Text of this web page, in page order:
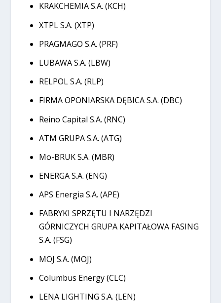
KRAKCHEMIA S.A. (KCH)
XTPL S.A. (XTP)
PRAGMAGO S.A. (PRF)
LUBAWA S.A. (LBW)
RELPOL S.A. (RLP)
FIRMA OPONIARSKA DĘBICA S.A. (DBC)
Reino Capital S.A. (RNC)
ATM GRUPA S.A. (ATG)
Mo-BRUK S.A. (MBR)
ENERGA S.A. (ENG)
APS Energia S.A. (APE)
FABRYKI SPRZĘTU I NARZĘDZI
GÓRNICZYCH GRUPA KAPITAŁOWA FASING
S.A. (FSG)
MOJ S.A. (MOJ)
Columbus Energy (CLC)
LENA LIGHTING S.A. (LEN)